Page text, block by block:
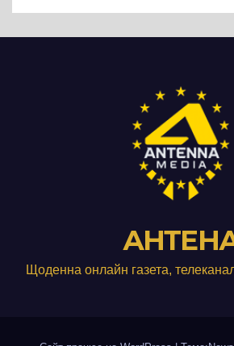
Щоденна онлайн газета,